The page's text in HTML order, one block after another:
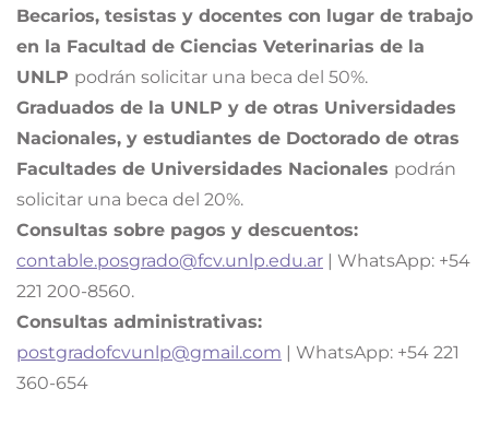
Becarios, tesistas y docentes con lugar de trabajo
en la Facultad de Ciencias Veterinarias de la
UNLP podrán solicitar una beca del 50%.
Graduados de la UNLP y de otras Universidades
Nacionales, y estudiantes de Doctorado de otras
Facultades de Universidades Nacionales podrán
solicitar una beca del 20%.
Consultas sobre pagos y descuentos:
contable.posgrado@fcv.unlp.edu.ar | WhatsApp: +54
221 200-8560.
Consultas administrativas:
postgradofcvunlp@gmail.com | WhatsApp: +54 221
360-654